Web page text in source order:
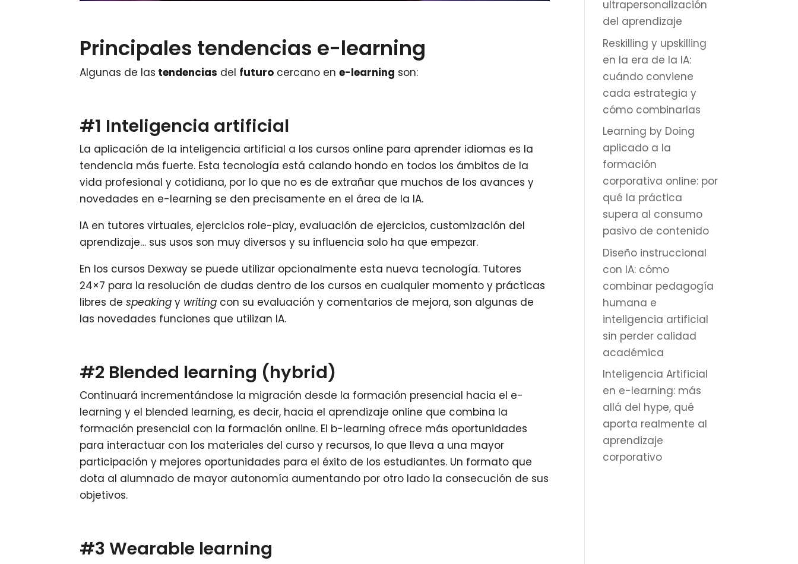
Principales tendencias e-learning
Algunas de las tendencias del futuro cercano ene-learning son:
#1 Inteligencia artificial
La aplicación de la inteligencia artificial a los cursos online para aprender idiomas es la
tendencia más fuerte. Esta tecnología está calando hondo en todos los ámbitos de la
vida profesional y cotidiana, por lo que no es de extrañar que muchos de los avances y
novedades en e-learning se den precisamente en el área de la IA.
IA en tutores virtuales, ejercicios role-play, evaluación de ejercicios, customización del
aprendizaje… sus usos son muy diversos y su influencia solo ha que empezar.
En los cursos Dexway se puede utilizar opcionalmente esta nueva tecnología. Tutores
24×7 para la resolución de dudas dentro de los cursos en cualquier momento y prácticas
libres despeaking y writing con su evaluación y comentarios de mejora, son algunas de
las novedades funciones que utilizan IA.
#2 Blended learning (hybrid)
Continuará incrementándose la migración desde la formación presencial hacia el e-
learning y el blended learning, es decir, hacia el aprendizaje online que combina la
formación presencial con la formación online. El b-learning ofrece más oportunidades
para interactuar con los materiales del curso y recursos, lo que lleva a una mayor
participación y mejores oportunidades para el éxito de los estudiantes. Un formato que
dota al alumnado de mayor autonomía aumentando por otro lado la consecución de sus
objetivos.
#3 Wearable learning
ultrapersonalización
del aprendizaje
Reskilling y upskilling
en la era de la IA:
cuándo conviene
cada estrategia y
cómo combinarlas
Learning by Doing
aplicado a la
formación
corporativa online: por
qué la práctica
supera al consumo
pasivo de contenido
Diseño instruccional
con IA: cómo
combinar pedagogía
humana e
inteligencia artificial
sin perder calidad
académica
Inteligencia Artificial
en e-learning: más
allá del hype, qué
aporta realmente al
aprendizaje
corporativo